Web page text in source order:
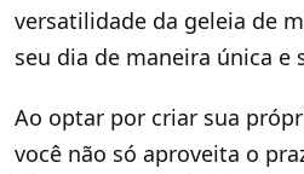
versatilidade da geleia de
seu dia de maneira única e
Ao optar por criar sua
você não só aproveita o